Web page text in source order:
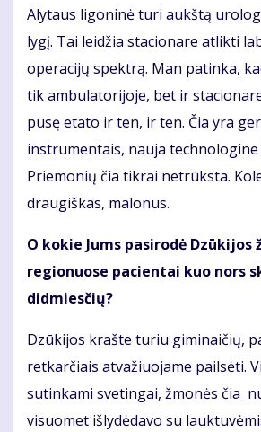
Alytaus ligoninė turi aukštą
lygį. Tai leidžia stacionare atlikti
operacijų spektrą. Man patinka,
tik ambulatorijoje, bet ir
pusę etato ir ten, ir ten. Čia yra
instrumentais, nauja technologine
Priemonių čia tikrai netrūksta.
draugiškas, malonus.
O kokie Jums pasirodė Dzūkijos
regionuose pacientai kuo nors
didmiesčių?
Dzūkijos krašte turiu giminaičių,
retkarčiais atvažiuojame pailsėti.
sutinkami svetingai, žmonės čia
visuomet išlydėdavo su